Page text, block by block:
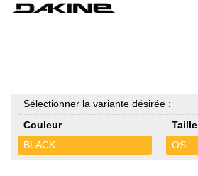
Sélectionner la variante désirée :
Couleur
BLACK
Taille
OS